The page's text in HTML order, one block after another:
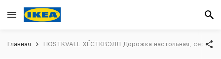
Главная HOSTKVALL ХЁСТКВЭЛЛ Дорожка настольная, серый,